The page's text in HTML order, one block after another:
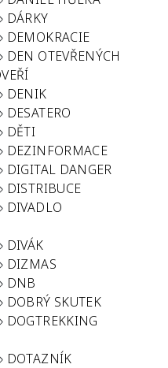
DÁRKY
DEMOKRACIE
DEN OTEVŘENÝCH
DENIK
DESATERO
DĚTI
DEZINFORMACE
DIGITAL DANGER
DISTRIBUCE
DIVADLO
DIVÁK
DIZMAS
DNB
DOBRÝ SKUTEK
DOGTREKKING
DOTAZNÍK